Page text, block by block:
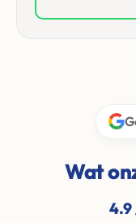
Wat
4.9